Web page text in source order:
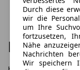
Häufig
Durch diese
wir die
um Ihre
fortzusetzen,
Nähe
Nachrichten
Wir speichern